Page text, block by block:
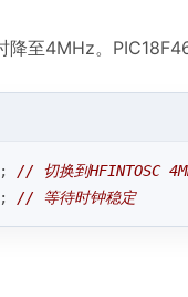
至4MHz。
; // 切换到HFINTOSC
// 等待时钟稳定